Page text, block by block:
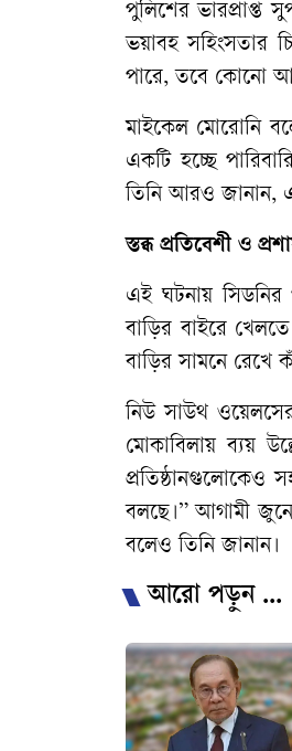
পুলিশের ভারপ্রাপ্ত
ভয়াবহ সহিংসতার
পারে, তবে কোনো
মাইকেল মোরোনি
একটি হচ্ছে
তিনি আরও জানান,
স্তব্ধ প্রতিবেশী ও
এই ঘটনায় সিডনির
বাড়ির বাইরে খেলতে
বাড়ির সামনে রেখে
নিউ সাউথ
মোকাবিলায় ব্যয়
প্রতিষ্ঠানগুলোকেও
বলছে।”আগামী জুনে
বলেও তিনি জানান।
আরো পড়ুন ...